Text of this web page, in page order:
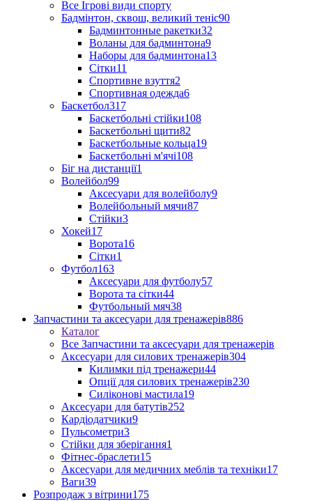
Все Ігрові види спорту
Бадмінтон, сквош, великий теніс90
Бадминтонные ракетки32
Воланы для бадминтона9
Наборы для бадминтона13
Сітки11
Спортивне взуття2
Спортивная одежда6
Баскетбол317
Баскетбольні стійки108
Баскетбольні щити82
Баскетбольные кольца19
Баскетбольні м'ячі108
Біг на дистанції1
Волейбол99
Аксесуари для волейболу9
Волейбольный мячи87
Стійки3
Хокей17
Ворота16
Сітки1
Футбол163
Аксесуари для футболу57
Ворота та сітки44
Футбольный мяч38
Запчастини та аксесуари для тренажерів886
Каталог
Все Запчастини та аксесуари для тренажерів
Аксесуари для силових тренажерів304
Килимки під тренажери44
Опції для силових тренажерів230
Силіконові мастила19
Аксесуари для батутів252
Кардіодатчики9
Пульсометри3
Стійки для зберігання1
Фітнес-браслети15
Аксесуари для медичних меблів та техніки17
Ваги39
Розпродаж з вітрини175